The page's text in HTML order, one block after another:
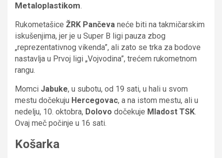
Metaloplastikom.
Rukometašice ŽRK Pančeva neće biti na takmičarskim
iskušenjima, jer je u Super B ligi pauza zbog
„reprezentativnog vikenda”, ali zato se trka za bodove
nastavlja u Prvoj ligi „Vojvodina”, trećem rukometnom
rangu.
Momci Jabuke, u subotu, od 19 sati, u hali u svom
mestu dočekuju Hercegovac, a na istom mestu, ali u
nedelju, 10. oktobra, Dolovo dočekuje Mladost TSK.
Ovaj meč počinje u 16 sati.
Košarka